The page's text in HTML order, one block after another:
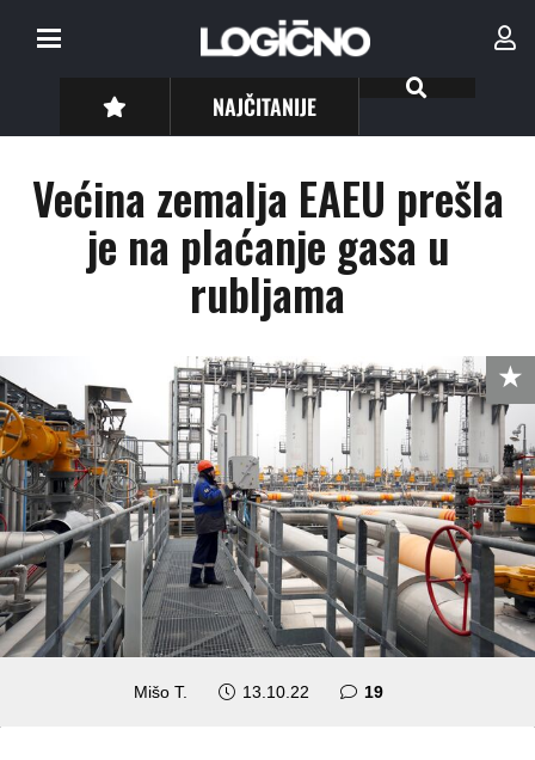
NAJČITANIJE
Većina zemalja EAEU prešla
je na plaćanje gasa u
rubljama
Mišo T. 13.10.22 19komentara